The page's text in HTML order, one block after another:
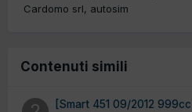
Cardomo srl
autosim
Contenuti simili
[Smart 451 09/2012